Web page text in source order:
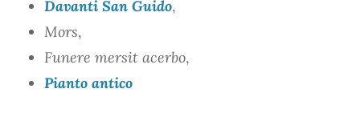
Davanti San Guido,
Mors,
Funere mersit acerbo,
Pianto antico